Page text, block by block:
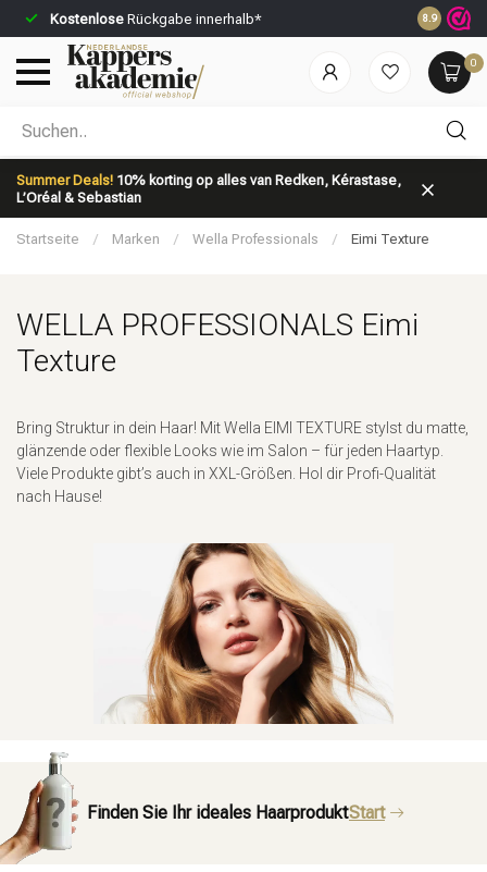
Kostenlose Rückgabe innerhalb* Vor 23:59
8.9
0
Summer Deals! 10% korting op alles van Redken, Kérastase,
L’Oréal & Sebastian
Nach welcher Kategorie suchst du?
Marken
Startseite / Marken / Wella Professionals / Eimi Texture
WELLA PROFESSIONALS Eimi
Texture
Bring Struktur in dein Haar! Mit Wella EIMI TEXTURE stylst du matte,
glänzende oder flexible Looks wie im Salon – für jeden Haartyp.
Viele Produkte gibt’s auch in XXL-Größen. Hol dir Profi-Qualität
nach Hause!
Finden Sie Ihr ideales HaarproduktStart